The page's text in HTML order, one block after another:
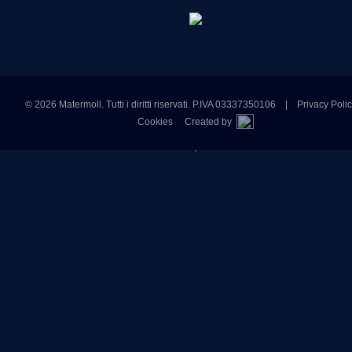
© 2026 Matermoll. Tutti i diritti riservati. P.IVA 03337350106 |
Privacy
Cookies
Created by